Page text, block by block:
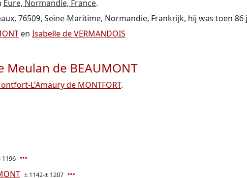
Eure, Normandie, France.
76509, Seine-Maritime, Normandie, Frankrijk, hij was toen 86
en Isabelle de VERMANDOIS
Meulan de BEAUMONT
L'Amaury de MONTFORT.
1196
± 1142-± 1207